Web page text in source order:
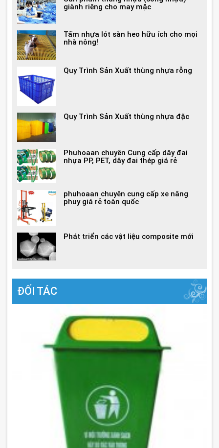
giành riêng cho may mặc
Tấm nhựa lót sàn heo hữu ích cho mọi
nhà nông!
Quy Trình Sản Xuất thùng nhựa rỗng
Quy Trình Sản Xuất thùng nhựa đặc
Phuhoaan chuyên Cung cấp dây đai
nhựa PP, PET, dây đai thép giá rẻ
phuhoaan chuyên cung cấp xe nâng
phuy giá rẻ toàn quốc
Phát triển các vật liệu composite mới
ĐỐI TÁC